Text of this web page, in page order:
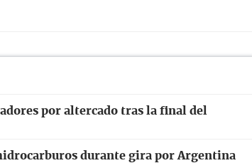
por altercado tras la final del
durante gira por Argentina